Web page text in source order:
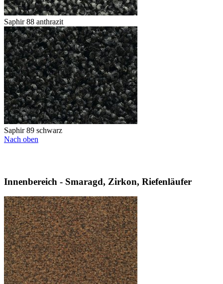
Saphir 88 anthrazit
Saphir 89 schwarz
Nach oben
Innenbereich - Smaragd, Zirkon, Riefenläufer